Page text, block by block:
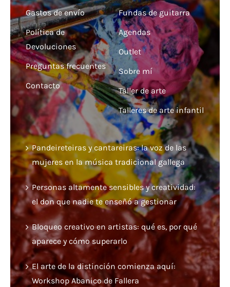
Gastos de envío
Política de
Devoluciones
Preguntas frecuentes
Contacto
Fundas de guitarra
Agendas
Outlet
Sobre mí
Taller de arte
Talleres de arte infantil
Pandeireteiras y cantareiras: la voz de las
mujeres en la música tradicional gallega
Personas altamente sensibles y creatividad:
el don que nadie te enseñó a gestionar
Bloqueo creativo en artistas: qué es, por qué
aparece y cómo superarlo
El arte de la distinción comienza aquí:
Workshop Abanico de Fallera